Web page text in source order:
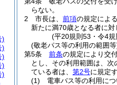
らない。
2
市長は、 前項の規定によ
新たに満70歳となる者に
(平20規則53・令4
(敬老パス等の利用の範囲
第5条
前条の規定により交
とし、その利用範囲は、次
ている者は、 第2号に規定
(1)
電車バス等の利用に
)
)
)
)
)